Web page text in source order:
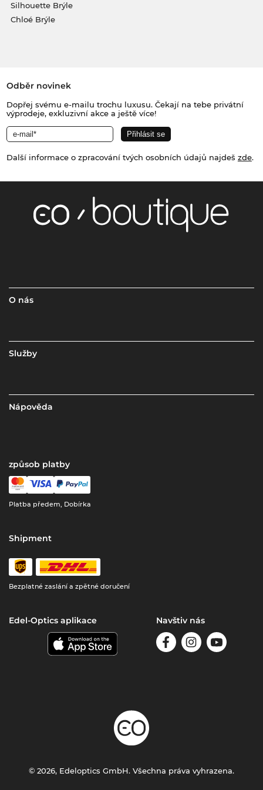
Silhouette Brýle
Chloé Brýle
Odběr novinek
Dopřej svému e-mailu trochu luxusu. Čekají na tebe privátní
výprodeje, exkluzivní akce a ještě více!
Další informace o zpracování tvých osobních údajů najdeš zde.
O nás
Služby
Nápověda
způsob platby
Platba předem, Dobírka
Shipment
Bezplatné zaslání a zpětné doručení
Edel-Optics aplikace Navštiv nás
© 2026, Edeloptics GmbH. Všechna práva vyhrazena.